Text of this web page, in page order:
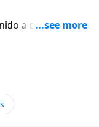
a considerar
para ser mamá.